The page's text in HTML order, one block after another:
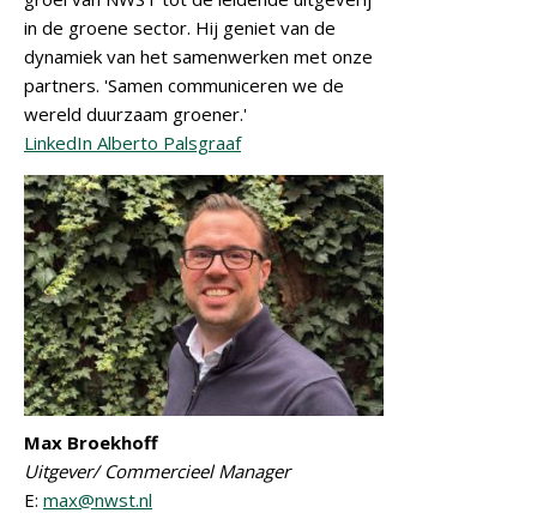
in de groene sector. Hij geniet van de
dynamiek van het samenwerken met onze
partners. 'Samen communiceren we de
wereld duurzaam groener.'
LinkedIn Alberto Palsgraaf
Max Broekhoff
Uitgever/ Commercieel Manager
E: max@nwst.nl